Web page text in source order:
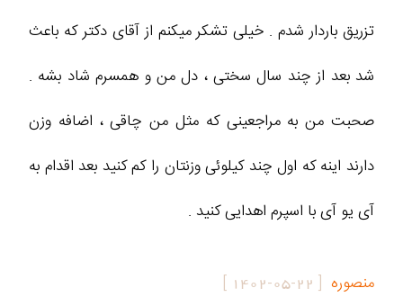
تزریق باردار شدم . خیلی تشکر میکنم از آقای دکتر که باعث
شد بعد از چند سال سختی ، دل من و همسرم شاد بشه .
صحبت من به مراجعینی که مثل من چاقی ، اضافه وزن
دارند اینه که اول چند کیلوئی وزنتان را کم کنید بعد اقدام به
آی یو آی با اسپرم اهدایی کنید .
منصوره 1402-05-22